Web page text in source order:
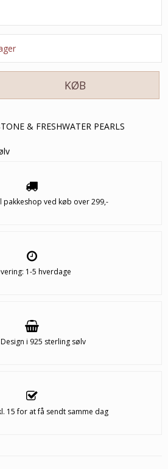
KØB
& FRESHWATER PEARLS
pakkeshop ved køb over 299,-
1-5 hverdage
i 925 sterling sølv
15 for at få sendt samme dag